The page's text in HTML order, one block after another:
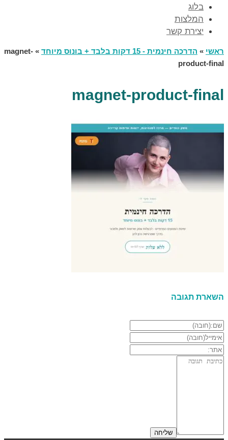
בלוג
המלצות
יצירת קשר
ראשי » הדרכה חינמית - 15 דקות בלבד + בונוס מיוחד »
magnet-
product-final
magnet-product-final
השארת תגובה